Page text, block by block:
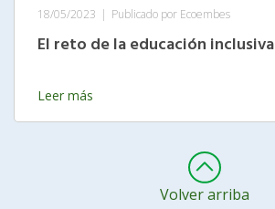
18/05/2023 | Publicado por Ecoembes
El reto de la educación inclusiva
Leer más
Volver arriba